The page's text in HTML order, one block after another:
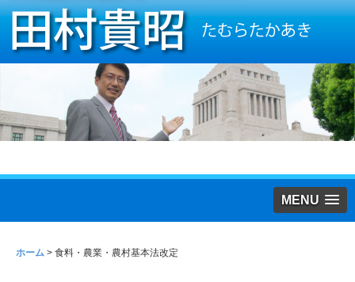
MENU
ホーム > 食料・農業・農村基本法改定